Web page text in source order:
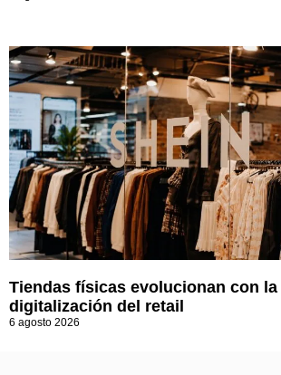
Tiendas físicas evolucionan con la
digitalización del retail
6 agosto 2026